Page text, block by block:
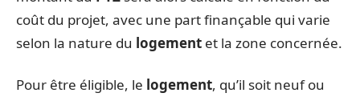
coût du projet, avec une part finançable qui varie
selon la nature du logement et la zone concernée.
Pour être éligible, le logement, qu’il soit neuf ou